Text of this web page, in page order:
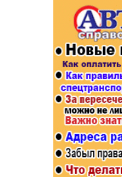
Афиша
Строительство и ремонт
Авто и мото
Рестораны, кафе, бары
Популярное →
Строительство и ремонт